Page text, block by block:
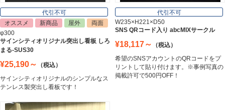
代引不可
オススメ
新商品 屋外
両面
φ300
サインシティオリジナル突出し看板 しろ
まる-SUS30
¥25,190～
（税込）
サインシティオリジナルのシンプルなス
テンレス製突出し看板です！
代引不可
W235×H221×D50
SNS QRコード入り abcMIXサークル
¥18,117～
（税込）
希望のSNSアカウントのQRコードをプ
リントして貼り付けます。※事例写真の
掲載許可で500円OFF！